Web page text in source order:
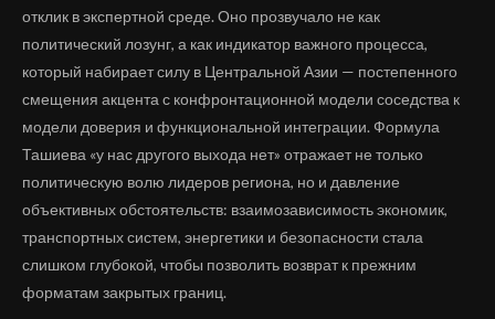
отклик в экспертной среде. Оно прозвучало не как
политический лозунг, а как индикатор важного процесса,
который набирает силу в Центральной Азии — постепенного
смещения акцента с конфронтационной модели соседства к
модели доверия и функциональной интеграции. Формула
Ташиева «у нас другого выхода нет» отражает не только
политическую волю лидеров региона, но и давление
объективных обстоятельств: взаимозависимость экономик,
транспортных систем, энергетики и безопасности стала
слишком глубокой, чтобы позволить возврат к прежним
форматам закрытых границ.